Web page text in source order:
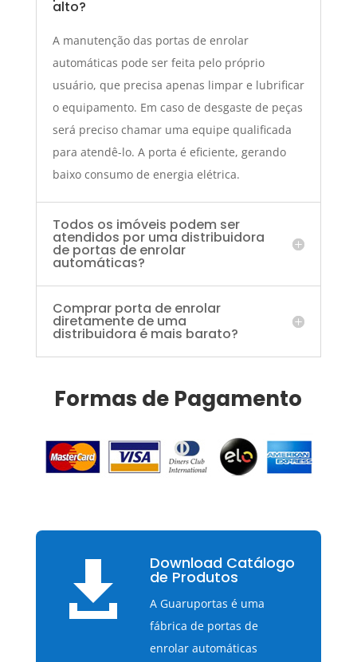
alto?
A manutenção das portas de enrolar
automáticas pode ser feita pelo próprio
usuário, que precisa apenas limpar e lubrificar
o equipamento. Em caso de desgaste de peças
será preciso chamar uma equipe qualificada
para atendê-lo. A porta é eficiente, gerando
baixo consumo de energia elétrica.
Todos os imóveis podem ser
atendidos por uma distribuidora
de portas de enrolar
automáticas?
Comprar porta de enrolar
diretamente de uma
distribuidora é mais barato?
Formas de Pagamento
 Download Catálogo
de Produtos
A Guaruportas é uma
fábrica de portas de
enrolar automáticas